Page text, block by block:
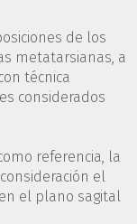
de los
metatarsianas, a
técnica
considerados
referencia, la
el
el plano sagital